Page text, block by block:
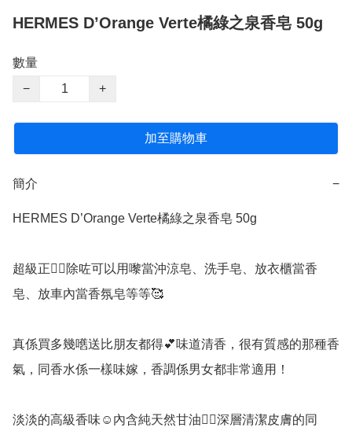
HERMES D’Orange Verte橘綠之泉香皂 50g
數量
−
+
加至購物車
簡介 −
HERMES D’Orange Verte橘綠之泉香皂 50g
超級正👍🏻除咗可以用嚟當沖涼皂、洗手皂、放衣櫃當香
皂、放車內當香氛皂等等🥰
真係買多幾嚿送比朋友都得💕味道清香，很有質感的那種香
氣，同香水係一樣味嫁，香調係男女都非常適用！
淡淡的高級香味☺️內含純天然甘油👉🏻深層清潔皮膚的同